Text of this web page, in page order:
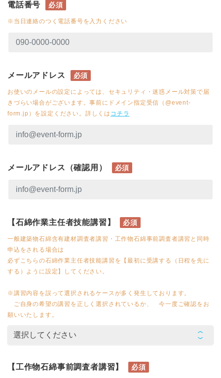
電話番号 必須
※当日連絡のつく電話番号を入力ください
メールアドレス 必須
お使いのメールの設定によっては、セキュリティ・迷惑メール対策で届
きづらい場合がございます。事前にドメイン指定受信（@event-
form.jp）を設定ください。詳しくは コチラ
メールアドレス（確認用） 必須
【石綿作業主任者技能講習】 必須
一般建築物石綿含有建材調査者講習・工作物石綿事前調査者講習と同時
申込をされる場合は
必ずこちらの石綿作業主任者技能講習を【最初に受講する（日程を先に
する）ように設定】してください。
※講習内容を誤って選択されるケースが多く発生しております。
ご自身の希望の講習を正しく選択されているか、 今一度ご確認をお
願いいたします。
【工作物石綿事前調査者講習】 必須